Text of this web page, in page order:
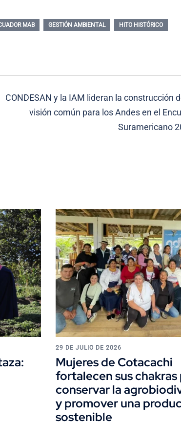
MAB GESTIÓN AMBIENTAL HITO HISTÓRICO
CONDESAN y la IAM lideran la construcción
visión común para los Andes en el
Suramericano
29 DE JULIO DE 2026
Mujeres de Cotacachi
fortalecen sus chakras
conservar la
y promover una
sostenible